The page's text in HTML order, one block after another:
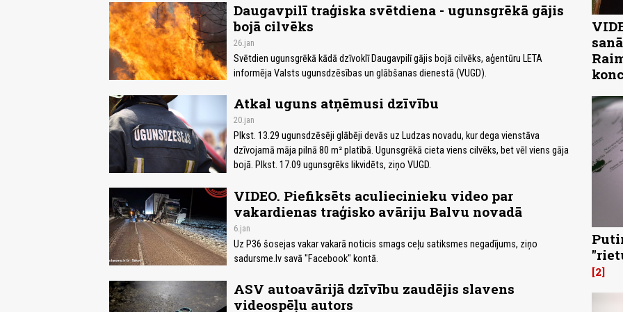
Daugavpilī traģiska svētdiena - ugunsgrēkā gājis
bojā cilvēks
26.jan
Svētdien ugunsgrēkā kādā dzīvoklī Daugavpilī gājis bojā cilvēks, aģentūru LETA
informēja Valsts ugunsdzēsības un glābšanas dienestā (VUGD).
Atkal uguns atņēmusi dzīvību
20.jan
Plkst. 13.29 ugunsdzēsēji glābēji devās uz Ludzas novadu, kur dega vienstāva
dzīvojamā māja pilnā 80 m² platībā. Ugunsgrēkā cieta viens cilvēks, bet vēl viens gāja
bojā. Plkst. 17.09 ugunsgrēks likvidēts, ziņo VUGD.
VIDEO. Piefiksēts aculiecinieku video par
vakardienas traģisko avāriju Balvu novadā
6.jan
Uz P36 šosejas vakar vakarā noticis smags ceļu satiksmes negadījums, ziņo
sadursme.lv savā "Facebook" kontā.
ASV autoavārijā dzīvību zaudējis slavens
videospēļu autors
2